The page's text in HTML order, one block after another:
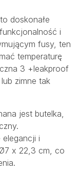
doskonałe
i
fusy, ten
temperaturę
3 +leakproof
zimne tak
jest butelka,
i
x 22,3 cm, co